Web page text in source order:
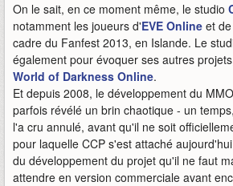
On le sait, en ce moment même, le studio
notamment les joueurs d'EVE Online et de
cadre du Fanfest 2013, en Islande. Le
également pour évoquer ses autres
World of Darkness Online.
Et depuis 2008, le développement du
parfois révélé un brin chaotique - un
l'a cru annulé, avant qu'il ne soit
pour laquelle CCP s'est attaché
du développement du projet qu'il ne faut
attendre en version commerciale avant